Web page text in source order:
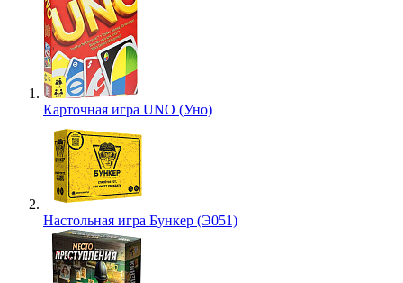
Карточная игра UNO (Уно)
Настольная игра Бункер (Э051)